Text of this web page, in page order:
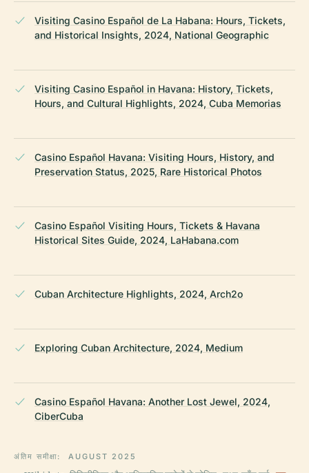
Visiting Casino Español de La Habana: Hours, Tickets,
and Historical Insights, 2024, National Geographic
Visiting Casino Español in Havana: History, Tickets,
Hours, and Cultural Highlights, 2024, Cuba Memorias
Casino Español Havana: Visiting Hours, History, and
Preservation Status, 2025, Rare Historical Photos
Casino Español Visiting Hours, Tickets & Havana
Historical Sites Guide, 2024, LaHabana.com
Cuban Architecture Highlights, 2024, Arch2o
Exploring Cuban Architecture, 2024, Medium
Casino Español Havana: Another Lost Jewel, 2024,
CiberCuba
अंतिम समीक्षा: AUGUST 2025